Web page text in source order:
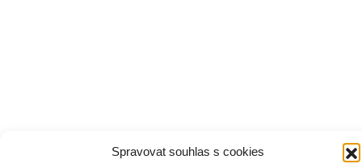
Spravovat souhlas s cookies